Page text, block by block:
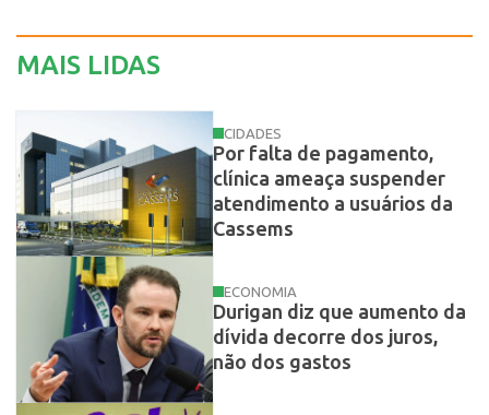
MAIS LIDAS
CIDADES
Por falta de pagamento,
clínica ameaça suspender
atendimento a usuários da
Cassems
ECONOMIA
Durigan diz que aumento da
dívida decorre dos juros,
não dos gastos